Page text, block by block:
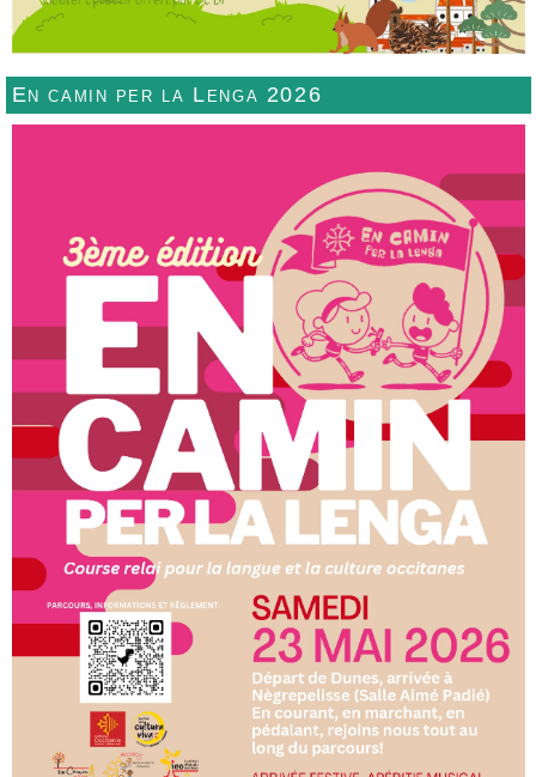
En camin per la Lenga 2026